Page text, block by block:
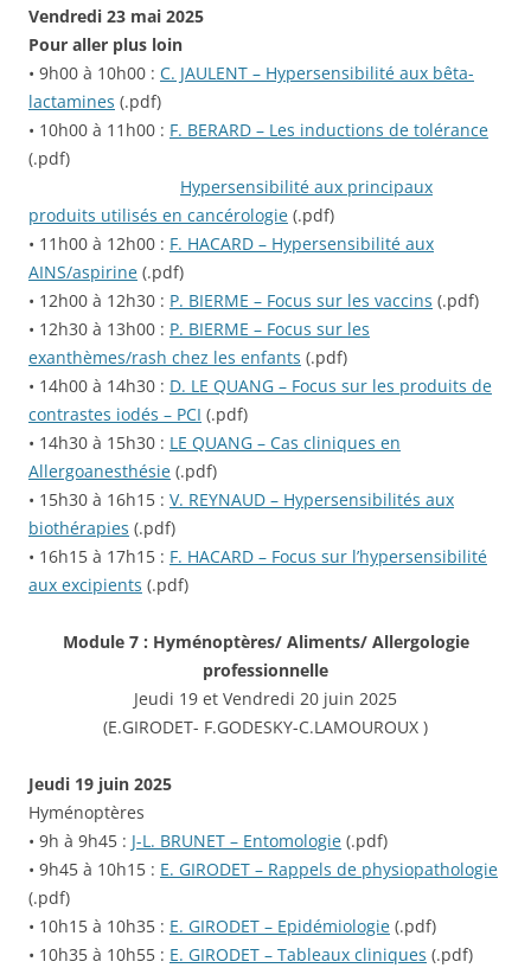
Vendredi 23 mai 2025
Pour aller plus loin
• 9h00 à 10h00 : C. JAULENT – Hypersensibilité aux bêta-
lactamines (.pdf)
• 10h00 à 11h00 : F. BERARD – Les inductions de tolérance
(.pdf)
Hypersensibilité aux principaux
produits utilisés en cancérologie (.pdf)
• 11h00 à 12h00 : F. HACARD – Hypersensibilité aux
AINS/aspirine (.pdf)
• 12h00 à 12h30 : P. BIERME – Focus sur les vaccins (.pdf)
• 12h30 à 13h00 : P. BIERME – Focus sur les
exanthèmes/rash chez les enfants (.pdf)
• 14h00 à 14h30 : D. LE QUANG – Focus sur les produits de
contrastes iodés – PCI (.pdf)
• 14h30 à 15h30 : LE QUANG – Cas cliniques en
Allergoanesthésie (.pdf)
• 15h30 à 16h15 : V. REYNAUD – Hypersensibilités aux
biothérapies (.pdf)
• 16h15 à 17h15 : F. HACARD – Focus sur l’hypersensibilité
aux excipients (.pdf)
Module 7 : Hyménoptères/ Aliments/ Allergologie
professionnelle
Jeudi 19 et Vendredi 20 juin 2025
(E.GIRODET- F.GODESKY-C.LAMOUROUX )
Jeudi 19 juin 2025
Hyménoptères
• 9h à 9h45 : J-L. BRUNET – Entomologie (.pdf)
• 9h45 à 10h15 : E. GIRODET – Rappels de physiopathologie
(.pdf)
• 10h15 à 10h35 : E. GIRODET – Epidémiologie (.pdf)
• 10h35 à 10h55 : E. GIRODET – Tableaux cliniques (.pdf)